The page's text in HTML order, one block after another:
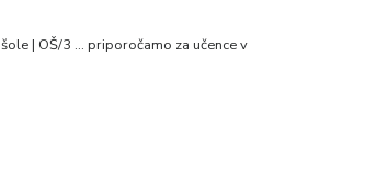
| OŠ/3 … priporočamo za učence v